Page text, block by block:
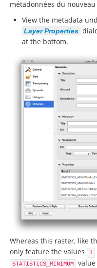
métadonnées du
View the metadata
Layer Properties
at the bottom.
Whereas this raster, like
only feature the values
1
STATISTICS_MINIMUM